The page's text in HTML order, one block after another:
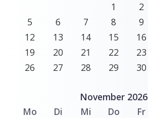
1
2
5
6 7 8 9
12
13 14 15 16
19
20 21 22 23
26
27 28 29 30
November 2026
Mo Di Mi Do Fr